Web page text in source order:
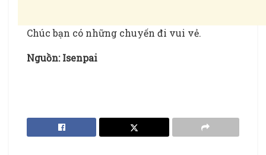
Chúc bạn có những chuyến đi vui vẻ.
Nguồn: Isenpai